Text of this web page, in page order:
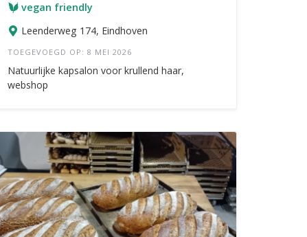
vegan friendly
Leenderweg 174, Eindhoven
TOEGEVOEGD OP: 8 MEI 2026
Natuurlijke kapsalon voor krullend haar,
webshop